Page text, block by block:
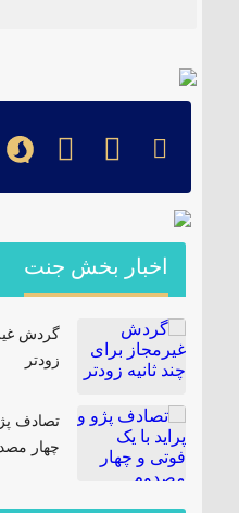
اخبار بخش جنت
گردش
زودتر
تصادف
چهار